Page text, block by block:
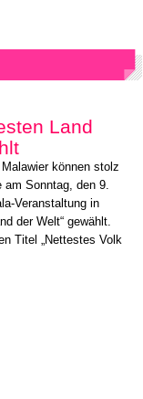
Land
Malawier können stolz
am Sonntag, den 9.
Veranstaltung in
der Welt“ gewählt.
Titel „Nettestes Volk